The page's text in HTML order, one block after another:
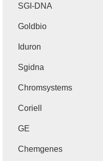
SGI-DNA
Goldbio
Iduron
Sgidna
Chromsystems
Coriell
GE
Chemgenes